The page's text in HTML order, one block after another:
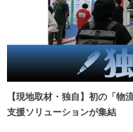
【現地取材・独自】初の「
支援ソリューションが集結